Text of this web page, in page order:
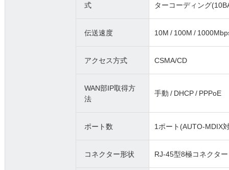
式 ターコーディング
伝送速度 10M / 100M /
アクセス方式 CSMA/CD
WAN部IP取得方
法
手動 / DHCP / PPPoE
ポート数 1ポート(AUTO-MDIX
コネクター形状 RJ-45型8極コネクター